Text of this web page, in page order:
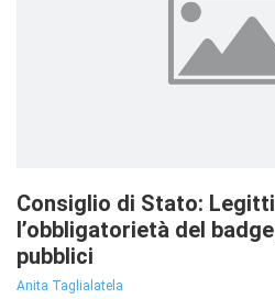
Consiglio di Stato:
l’obbligatorietà del
pubblici
Anita Taglialatela